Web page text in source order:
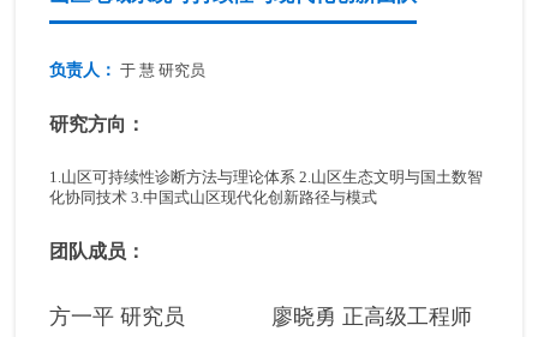
负责人： 于 慧 研究员
研究方向：
1.山区可持续性诊断方法与理论体系 2.山区生态文明与国土数智
化协同技术 3.中国式山区现代化创新路径与模式
团队成员：
方一平 研究员 廖晓勇 正高级工程师